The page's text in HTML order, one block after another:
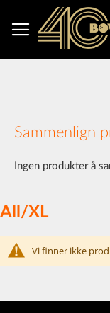
innhold
All/XL
Vi finner ikke
Sammenlign
Ingen produkter å